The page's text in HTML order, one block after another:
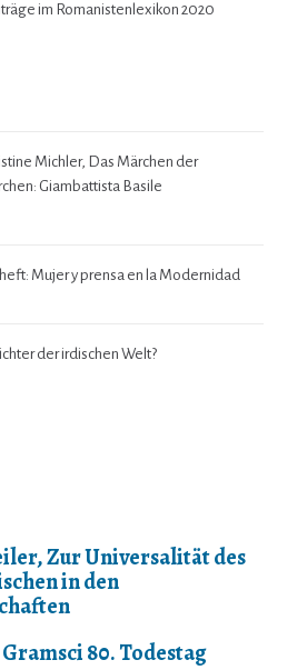
im Romanistenlexikon 2020
Michler, Das Märchen der
Giambattista Basile
Mujer y prensa en la Modernidad
der irdischen Welt?
Zur Universalität des
in den
80. Todestag